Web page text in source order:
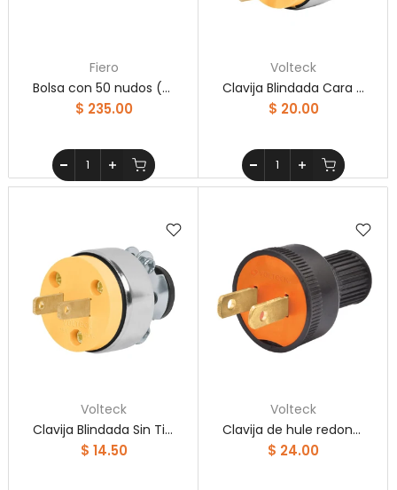
Fiero
Bolsa con 50 nudos (perros) de hierro para cable de 3/16'
$ 235.00
Volteck
Clavija Blindada Cara De Chino Volteck
$ 20.00
Volteck
Clavija Blindada Sin Tierra Volteck
$ 14.50
Volteck
Clavija de hule redonda, bolsa con 2 piezas, sin polarizar Volteck
$ 24.00